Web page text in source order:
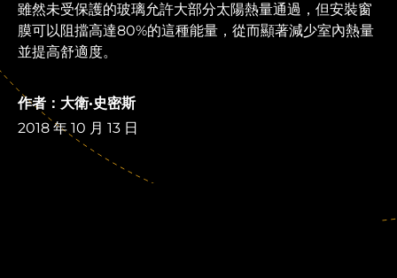
雖然未受保護的玻璃允許大部分太陽熱量通過，但安裝窗
膜可以阻擋高達80%的這種能量，從而顯著減少室內熱量
並提高舒適度。
作者：大衛·史密斯
2018 年 10 月 13 日